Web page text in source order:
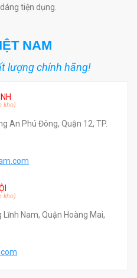
tiện dụng.
NAM
lượng chính hãng!
kho)
An Phú Đông, Quận 12, TP.
kho)
Nam, Quận Hoàng Mai,